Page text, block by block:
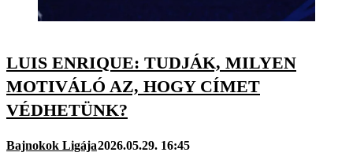
LUIS ENRIQUE: TUDJÁK, MILYEN
MOTIVÁLÓ AZ, HOGY CÍMET
VÉDHETÜNK?
Bajnokok Ligája2026.05.29. 16:45